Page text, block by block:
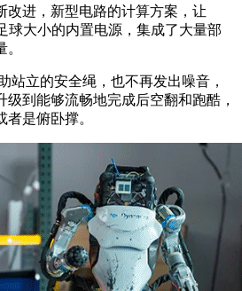
进，新型电路的计算方案，让
球大小的内置电源，集成了大量部
立的安全绳，也不再发出噪音，
级到能够流畅地完成后空翻和跑酷，
是俯卧撑。